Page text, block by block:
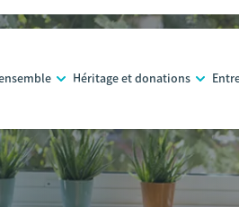
Héritage et donations